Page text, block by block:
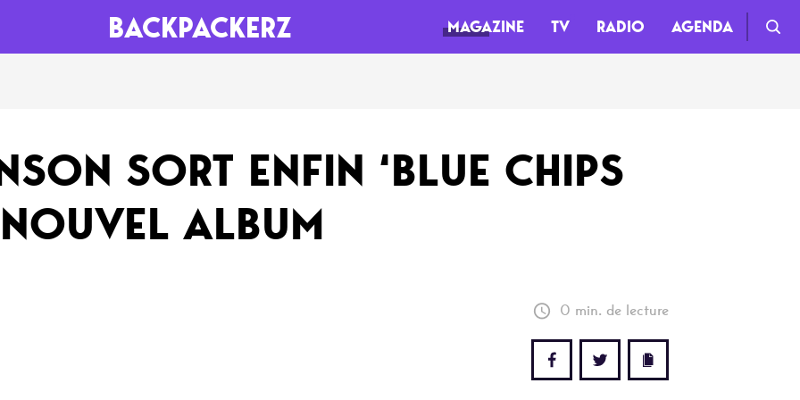
BACKPACKERZ MAGAZINE TV RADIO AGENDA
Paris
Festivals
Playlists
Podcasts
Mixes
Clips
SORT ENFIN ‘BLUE CHIPS
ALBUM
0 min. de lecture